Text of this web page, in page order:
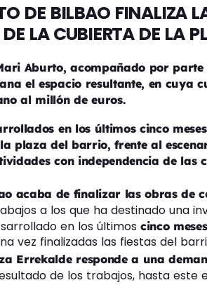
DE BILBAO FINALIZA
LA CUBIERTA DE LA
Aburto, acompañado por
el espacio resultante, en cuya
al millón de euros.
en los últimos cinco
plaza del barrio, frente al
con independencia de las
acaba de finalizar las obras de
a los que ha destinado una
en los últimos cinco meses
vez finalizadas las fiestas del
Errekalde responde a una
de los trabajos, hasta este